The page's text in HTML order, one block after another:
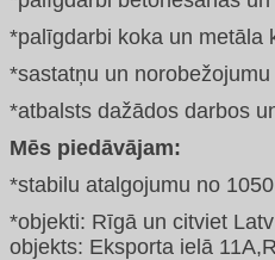
*palīgdarbi koka un metāla
*sastatņu un
*atbalsts dažādos darbos
Mēs piedāvājam:
*stabilu atalgojumu no
*objekti: Rīgā un citviet
objekts: Eksporta ielā